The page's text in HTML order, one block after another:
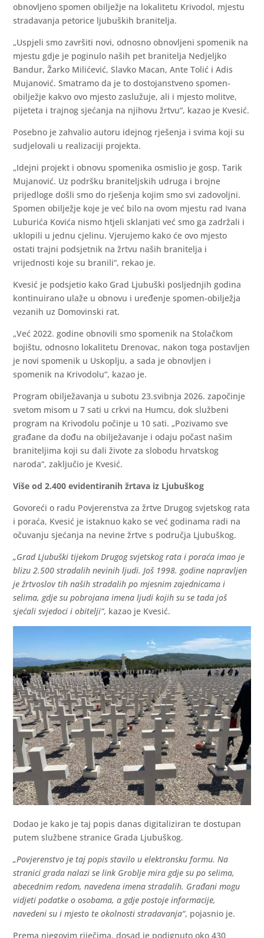
obnovljeno spomen obilježje na lokalitetu Krivodol, mjestu
stradavanja petorice ljubuških branitelja.
„Uspjeli smo završiti novi, odnosno obnovljeni spomenik na
mjestu gdje je poginulo naših pet branitelja Nedjeljko
Bandur, Žarko Milićević, Slavko Macan, Ante Tolić i Adis
Mujanović. Smatramo da je to dostojanstveno spomen-
obilježje kakvo ovo mjesto zaslužuje, ali i mjesto molitve,
pijeteta i trajnog sjećanja na njihovu žrtvu“, kazao je Kvesić.
Posebno je zahvalio autoru idejnog rješenja i svima koji su
sudjelovali u realizaciji projekta.
„Idejni projekt i obnovu spomenika osmislio je gosp. Tarik
Mujanović. Uz podršku braniteljskih udruga i brojne
prijedloge došli smo do rješenja kojim smo svi zadovoljni.
Spomen obilježje koje je već bilo na ovom mjestu rad Ivana
Luburića Kovića nismo htjeli sklanjati već smo ga zadržali i
uklopili u jednu cjelinu. Vjerujemo kako će ovo mjesto
ostati trajni podsjetnik na žrtvu naših branitelja i
vrijednosti koje su branili“, rekao je.
Kvesić je podsjetio kako Grad Ljubuški posljednjih godina
kontinuirano ulaže u obnovu i uređenje spomen-obilježja
vezanih uz Domovinski rat.
„Već 2022. godine obnovili smo spomenik na Stolačkom
bojištu, odnosno lokalitetu Drenovac, nakon toga postavljen
je novi spomenik u Uskoplju, a sada je obnovljen i
spomenik na Krivodolu“, kazao je.
Program obilježavanja u subotu 23.svibnja 2026. započinje
svetom misom u 7 sati u crkvi na Humcu, dok službeni
program na Krivodolu počinje u 10 sati. „Pozivamo sve
građane da dođu na obilježavanje i odaju počast našim
braniteljima koji su dali živote za slobodu hrvatskog
naroda“, zaključio je Kvesić.
Više od 2.400 evidentiranih žrtava iz Ljubuškog
Govoreći o radu Povjerenstva za žrtve Drugog svjetskog rata
i poraća, Kvesić je istaknuo kako se već godinama radi na
očuvanju sjećanja na nevine žrtve s područja Ljubuškog.
„Grad Ljubuški tijekom Drugog svjetskog rata i poraća imao je
blizu 2.500 stradalih nevinih ljudi. Još 1998. godine napravljen
je žrtvoslov tih naših stradalih po mjesnim zajednicama i
selima, gdje su pobrojana imena ljudi kojih su se tada još
sjećali svjedoci i obitelji“, kazao je Kvesić.
Dodao je kako je taj popis danas digitaliziran te dostupan
putem službene stranice Grada Ljubuškog.
„Povjerenstvo je taj popis stavilo u elektronsku formu. Na
stranici grada nalazi se link Groblje mira gdje su po selima,
abecednim redom, navedena imena stradalih. Građani mogu
vidjeti podatke o osobama, a gdje postoje informacije,
navedeni su i mjesto te okolnosti stradavanja“, pojasnio je.
Prema njegovim riječima, dosad je podignuto oko 430